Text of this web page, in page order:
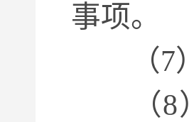
事项。
（7）
（8）